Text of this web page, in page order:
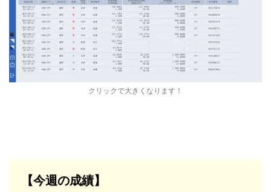
クリックで大きくなります！
【今週の成績】